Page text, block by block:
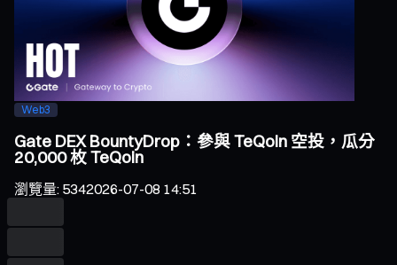
Web3
Gate DEX BountyDrop：參與 TeQoin 空投，瓜分
20,000 枚 TeQoin
瀏覽量: 5342026-07-08 14:51